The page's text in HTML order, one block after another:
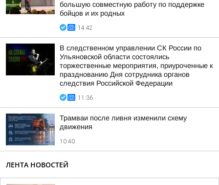
большую совместную работу по поддержке
бойцов и их родных
14:42
В следственном управлении СК России по
Ульяновской области состоялись
торжественные мероприятия, приуроченные к
празднованию Дня сотрудника органов
следствия Российской Федерации
11:36
Трамваи после ливня изменили схему
движения
10:40
ЛЕНТА НОВОСТЕЙ